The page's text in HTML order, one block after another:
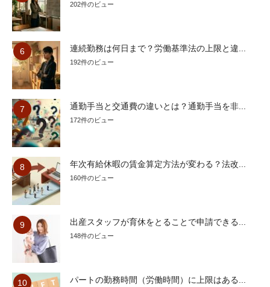
202件のビュー
連続勤務は何日まで？労働基準法の上限と違...
192件のビュー
通勤手当と交通費の違いとは？通勤手当を非...
172件のビュー
年次有給休暇の賃金算定方法が変わる？法改...
160件のビュー
出産スタッフが育休をとることで申請できる...
148件のビュー
パートの勤務時間（労働時間）に上限はある...